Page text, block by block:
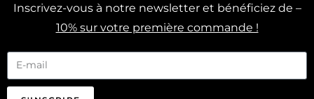
Inscrivez-vous à notre newsletter et bénéficiez de –
10% sur votre première commande !